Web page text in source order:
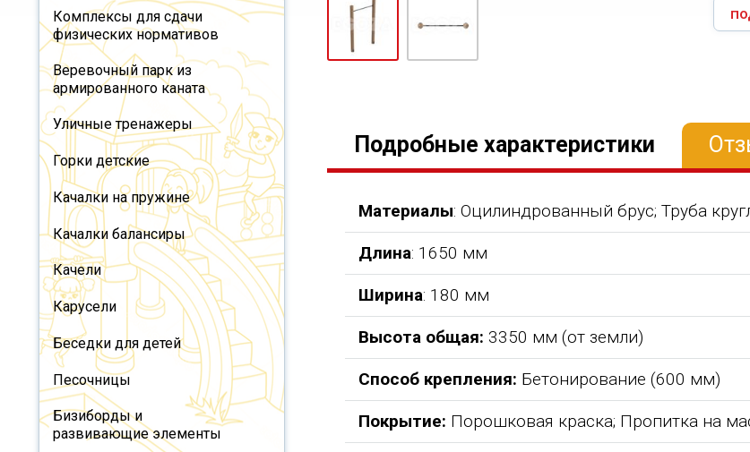
Комплексы для сдачи
физических нормативов
Веревочный парк из
армированного каната
Уличные тренажеры
Горки детские
Качалки на пружине
Качалки балансиры
Качели
Карусели
Беседки для детей
Песочницы
Бизиборды и
развивающие элементы
Подробные характеристики
Материалы: Оцилиндрованный брус; Труба
Длина: 1650 мм
Ширина: 180 мм
Высота общая: 3350 мм (от земли)
Способ крепления: Бетонирование (600 мм)
Покрытие: Порошковая краска; Пропитка на